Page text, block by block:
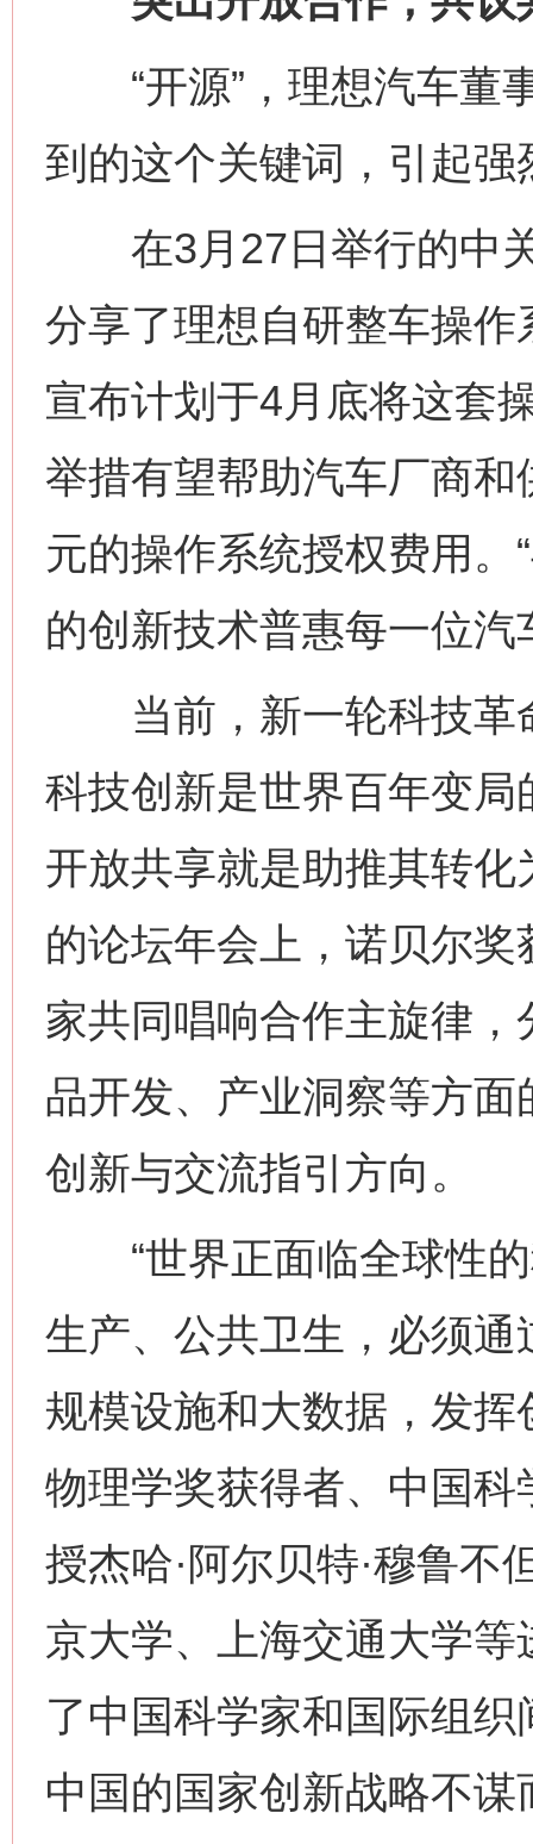
“开源”，理想汽车董
到的这个关键词，引起强
在3月27日举行的中关
分享了理想自研整车操
宣布计划于4月底将这套
举措有望帮助汽车厂商
元的操作系统授权费用
的创新技术普惠每一位汽
当前，新一轮科技革
科技创新是世界百年变局
开放共享就是助推其转化
的论坛年会上，诺贝尔
家共同唱响合作主旋律
品开发、产业洞察等方
创新与交流指引方向。
“世界正面临全球性的
生产、公共卫生，必须
规模设施和大数据，发挥
物理学奖获得者、中国
授杰哈·阿尔贝特·穆鲁不
京大学、上海交通大学
了中国科学家和国际组
中国的国家创新战略不谋